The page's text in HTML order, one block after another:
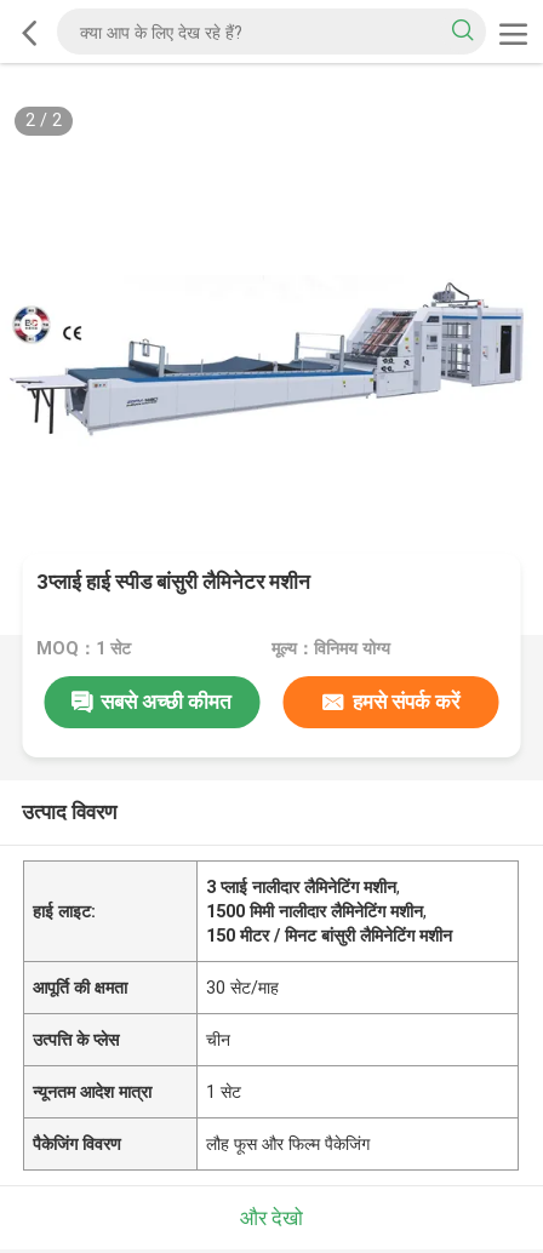
2/ 2
3प्लाई हाई स्पीड बांसुरी लैमिनेटर मशीन
MOQ：1 सेट मूल्य：विनिमय योग्य
सबसे अच्छी कीमत हमसे संपर्क करें
उत्पाद विवरण
हाई लाइट:
3 प्लाई नालीदार लैमिनेटिंग मशीन,
1500 मिमी नालीदार लैमिनेटिंग मशीन,
150 मीटर / मिनट बांसुरी लैमिनेटिंग मशीन
आपूर्ति की क्षमता 30 सेट/माह
उत्पत्ति के प्लेस चीन
न्यूनतम आदेश मात्रा 1 सेट
पैकेजिंग विवरण लौह फूस और फिल्म पैकेजिंग
और देखो